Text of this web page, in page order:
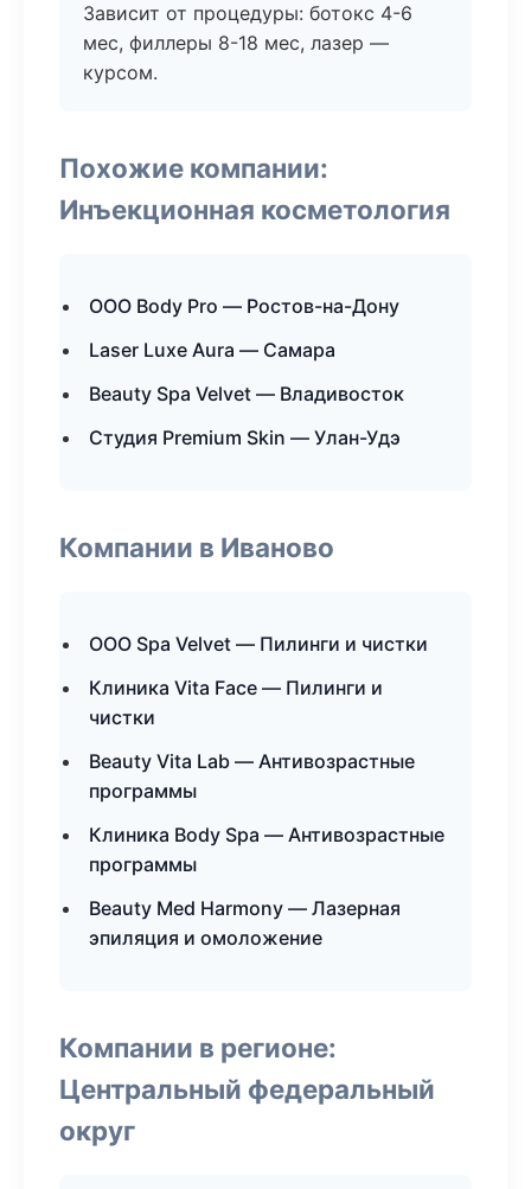
Зависит от процедуры: ботокс 4-6
мес, филлеры 8-18 мес, лазер —
курсом.
Похожие компании:
Инъекционная косметология
ООО Body Pro — Ростов-на-Дону
Laser Luxe Aura — Самара
Beauty Spa Velvet — Владивосток
Студия Premium Skin — Улан-Удэ
Компании в Иваново
ООО Spa Velvet — Пилинги и чистки
Клиника Vita Face — Пилинги и
чистки
Beauty Vita Lab — Антивозрастные
программы
Клиника Body Spa — Антивозрастные
программы
Beauty Med Harmony — Лазерная
эпиляция и омоложение
Компании в регионе:
Центральный федеральный
округ